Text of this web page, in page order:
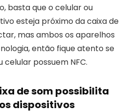
basta que o celular ou
esteja próximo da caixa de
mas ambos os aparelhos
então fique atento se
celular possuem NFC.
de som possibilita
dispositivos